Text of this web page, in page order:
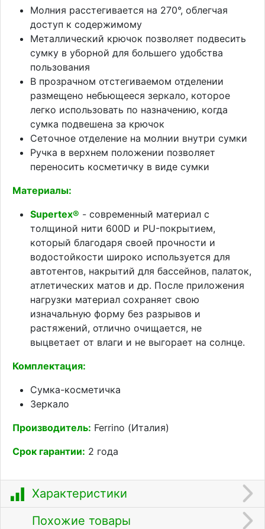
Молния расстегивается на 270°, облегчая
доступ к содержимому
Металлический крючок позволяет подвесить
сумку в уборной для большего удобства
пользования
В прозрачном отстегиваемом отделении
размещено небьющееся зеркало, которое
легко использовать по назначению, когда
сумка подвешена за крючок
Сеточное отделение на молнии внутри сумки
Ручка в верхнем положении позволяет
переносить косметичку в виде сумки
Материалы:
Supertex® - современный материал с
толщиной нити 600D и PU-покрытием,
который благодаря своей прочности и
водостойкости широко используется для
автотентов, накрытий для бассейнов, палаток,
атлетических матов и др. После приложения
нагрузки материал сохраняет свою
изначальную форму без разрывов и
растяжений, отлично очищается, не
выцветает от влаги и не выгорает на солнце.
Комплектация:
Сумка-косметичка
Зеркало
Производитель: Ferrino (Италия)
Срок гарантии: 2 года
Характеристики
Похожие товары